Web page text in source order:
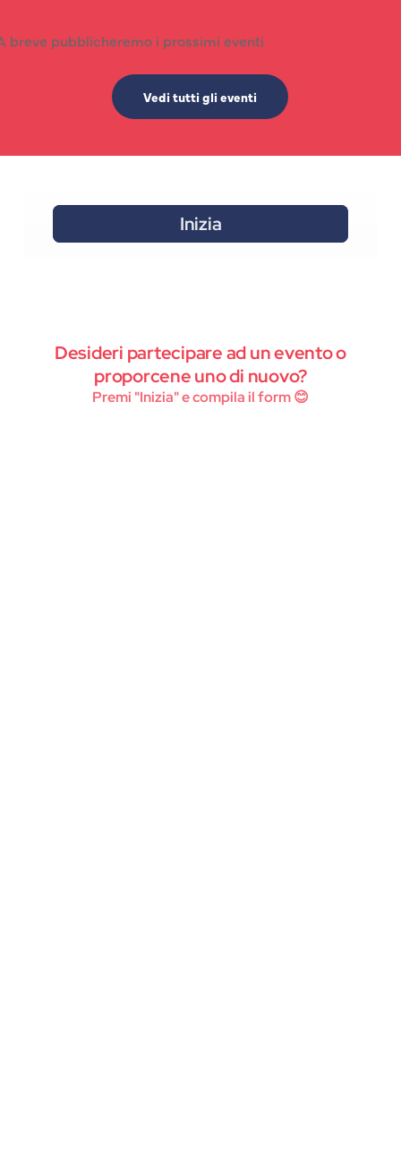
breve pubblicheremo i prossimi eventi
Vedi tutti gli eventi